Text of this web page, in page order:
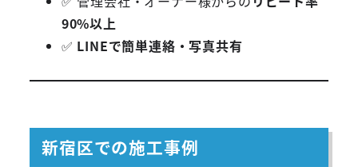
90%以上
✅ LINEで簡単連絡・写真共有
新宿区での施工事例